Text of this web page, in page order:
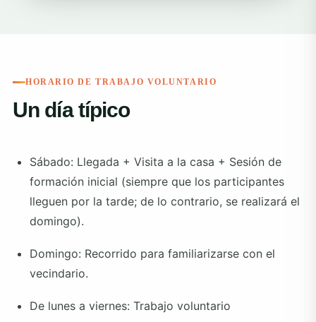
HORARIO DE TRABAJO VOLUNTARIO
Un día típico
Sábado: Llegada + Visita a la casa + Sesión de
formación inicial (siempre que los participantes
lleguen por la tarde; de ​​lo contrario, se realizará el
domingo).
Domingo: Recorrido para familiarizarse con el
vecindario.
De lunes a viernes: Trabajo voluntario